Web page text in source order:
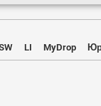
LI MyDrop